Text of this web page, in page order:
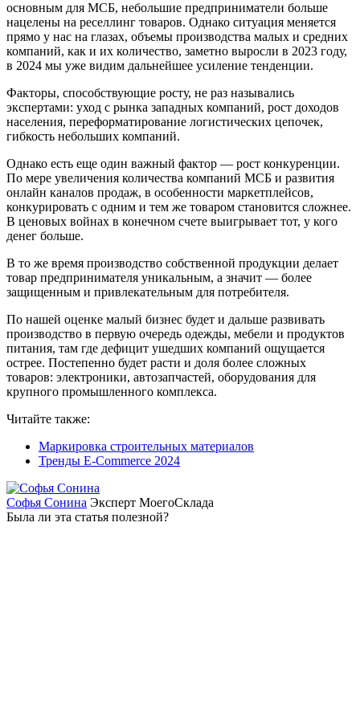
основным для МСБ, небольшие предприниматели больше
нацелены на реселлинг товаров. Однако ситуация меняется
прямо у нас на глазах, объемы производства малых и средних
компаний, как и их количество, заметно выросли в 2023 году,
в 2024 мы уже видим дальнейшее усиление тенденции.
Факторы, способствующие росту, не раз назывались
экспертами: уход с рынка западных компаний, рост доходов
населения, переформатирование логистических цепочек,
гибкость небольших компаний.
Однако есть еще один важный фактор — рост конкуренции.
По мере увеличения количества компаний МСБ и развития
онлайн каналов продаж, в особенности маркетплейсов,
конкурировать с одним и тем же товаром становится сложнее.
В ценовых войнах в конечном счете выигрывает тот, у кого
денег больше.
В то же время производство собственной продукции делает
товар предпринимателя уникальным, а значит — более
защищенным и привлекательным для потребителя.
По нашей оценке малый бизнес будет и дальше развивать
производство в первую очередь одежды, мебели и продуктов
питания, там где дефицит ушедших компаний ощущается
острее. Постепенно будет расти и доля более сложных
товаров: электроники, автозапчастей, оборудования для
крупного промышленного комплекса.
Читайте также:
Маркировка строительных материалов
Тренды E‑Commerce 2024
Софья Сонина Эксперт МоегоСклада
Была ли эта статья полезной?